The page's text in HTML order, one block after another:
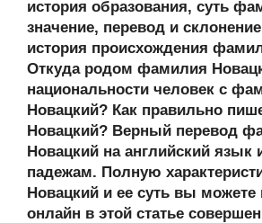
a
ss
ni
ki
o
o
k
n
al
s
A
p
p
gr
a
m
а
в
и
ть
история образования, суть
значение, перевод и
история происхождения
Откуда родом фамилия
национальности человек с
Новацкий? Как правильно
Новацкий? Верный перевод
Новацкий на английский язык
падежам. Полную
Новацкий и ее суть вы можете
онлайн в этой статье